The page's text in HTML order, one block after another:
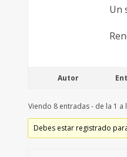
Un
Autor
Viendo 8 entradas - de la 1 a
Debes estar registrado